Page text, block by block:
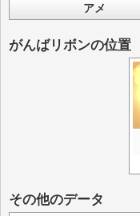
アメ
がんばリボンの位置
その他のデータ